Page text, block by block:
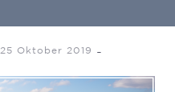
25 Oktober 2019 -